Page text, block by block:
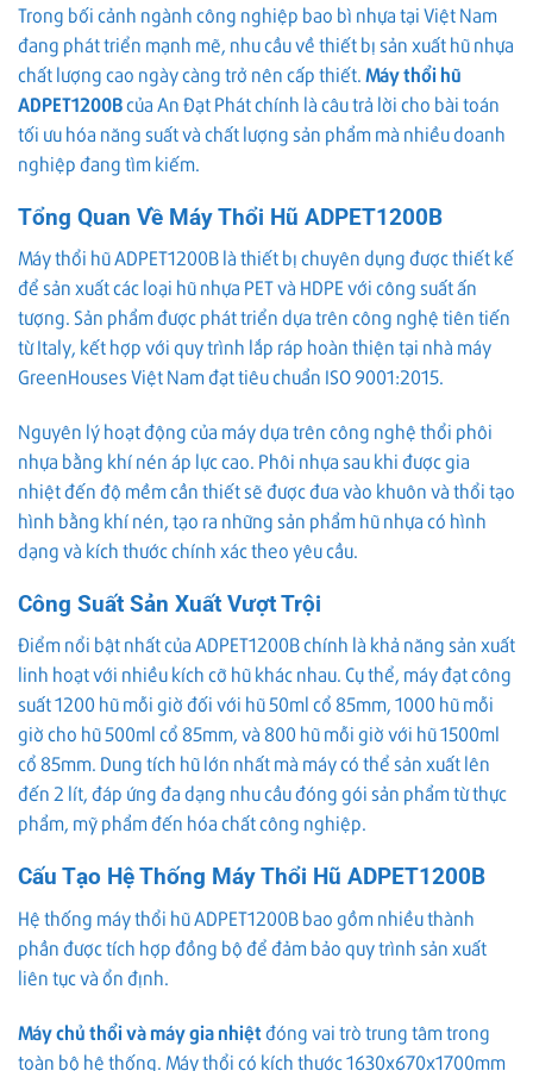
Trong bối cảnh ngành công nghiệp bao bì nhựa tại Việt Nam
đang phát triển mạnh mẽ, nhu cầu về thiết bị sản xuất hũ nhựa
chất lượng cao ngày càng trở nên cấp thiết.Máy thổi hũ
ADPET1200Bcủa An Đạt Phát chính là câu trả lời cho bài toán
tối ưu hóa năng suất và chất lượng sản phẩm mà nhiều doanh
nghiệp đang tìm kiếm.
Tổng Quan Về Máy Thổi Hũ ADPET1200B
Máy thổi hũ ADPET1200B là thiết bị chuyên dụng được thiết kế
để sản xuất các loại hũ nhựa PET và HDPE với công suất ấn
tượng. Sản phẩm được phát triển dựa trên công nghệ tiên tiến
từ Italy, kết hợp với quy trình lắp ráp hoàn thiện tại nhà máy
GreenHouses Việt Nam đạt tiêu chuẩn ISO 9001:2015.
Nguyên lý hoạt động của máy dựa trên công nghệ thổi phôi
nhựa bằng khí nén áp lực cao. Phôi nhựa sau khi được gia
nhiệt đến độ mềm cần thiết sẽ được đưa vào khuôn và thổi tạo
hình bằng khí nén, tạo ra những sản phẩm hũ nhựa có hình
dạng và kích thước chính xác theo yêu cầu.
Công Suất Sản Xuất Vượt Trội
Điểm nổi bật nhất của ADPET1200B chính là khả năng sản xuất
linh hoạt với nhiều kích cỡ hũ khác nhau. Cụ thể, máy đạt công
suất 1200 hũ mỗi giờ đối với hũ 50ml cổ 85mm, 1000 hũ mỗi
giờ cho hũ 500ml cổ 85mm, và 800 hũ mỗi giờ với hũ 1500ml
cổ 85mm. Dung tích hũ lớn nhất mà máy có thể sản xuất lên
đến 2 lít, đáp ứng đa dạng nhu cầu đóng gói sản phẩm từ thực
phẩm, mỹ phẩm đến hóa chất công nghiệp.
Cấu Tạo Hệ Thống Máy Thổi Hũ ADPET1200B
Hệ thống máy thổi hũ ADPET1200B bao gồm nhiều thành
phần được tích hợp đồng bộ để đảm bảo quy trình sản xuất
liên tục và ổn định.
Máy chủ thổi và máy gia nhiệtđóng vai trò trung tâm trong
toàn bộ hệ thống. Máy thổi có kích thước 1630x670x1700mm